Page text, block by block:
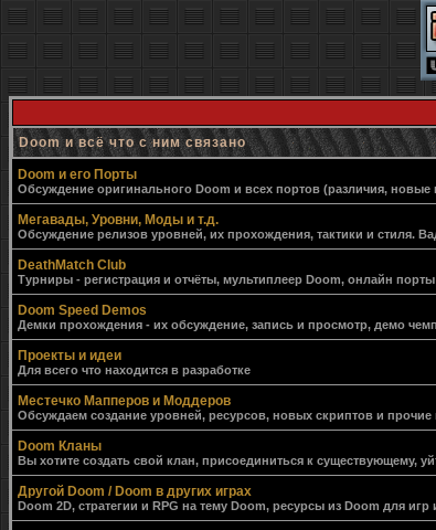
Doom и всё что с ним связано
Doom и его Порты
Обсуждение оригинального Doom и всех портов (различия, новые
Мегавады, Уровни, Моды и т.д.
Обсуждение релизов уровней, их прохождения, тактики и стиля.
DeathMatch Club
Турниры - регистрация и отчёты, мультиплеер Doom, онлайн порты
Doom Speed Demos
Демки прохождения - их обсуждение, запись и просмотр, демо
Проекты и идеи
Для всего что находится в разработке
Местечко Мапперов и Моддеров
Обсуждаем создание уровней, ресурсов, новых скриптов и
Doom Кланы
Вы хотите создать свой клан, присоединиться к существующему,
Другой Doom / Doom в других играх
Doom 2D, стратегии и RPG на тему Doom, ресурсы из Doom для игр